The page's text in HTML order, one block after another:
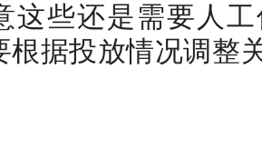
这些还是需要人
根据投放情况调整